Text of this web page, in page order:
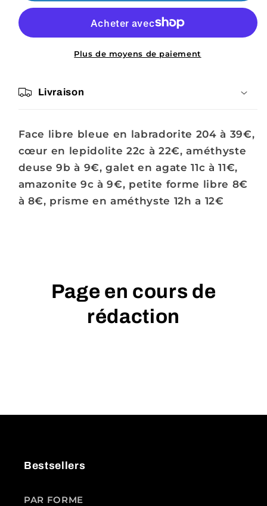
Emilie-
Emilie-
Rose
Plus de moyens de paiement
Livraison
Face libre bleue en labradorite 204 à 39€,
cœur en lepidolite 22c à 22€, améthyste
deuse 9b à 9€, galet en agate 11c à 11€,
amazonite 9c à 9€, petite forme libre 8€
à 8€, prisme en améthyste 12h a 12€
Page en cours de
rédaction
Bestsellers
PAR FORME